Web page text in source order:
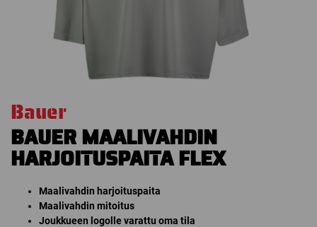
Bauer
BAUER MAALIVAHDIN
HARJOITUSPAITA FLEX
Maalivahdin harjoituspaita
Maalivahdin mitoitus
Joukkueen logolle varattu oma tila